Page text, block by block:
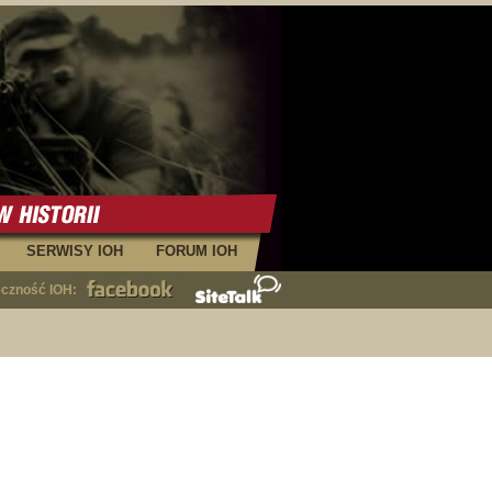
FORUM IOH
SERWISY IOH
IOH: